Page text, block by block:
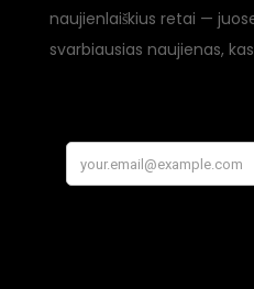
naujienlaiškius retai —
svarbiausias naujienas,